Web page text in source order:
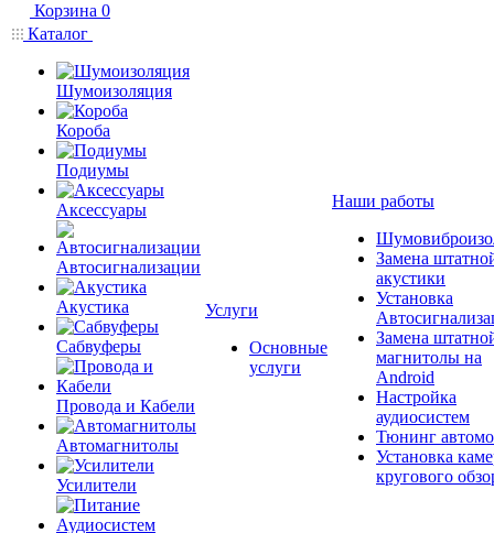
Корзина 0
Каталог
Шумоизоляция
Короба
Подиумы
Аксессуары
Автосигнализации
Акустика
Сабвуферы
Провода и Кабели
Автомагнитолы
Усилители
Услуги
Основные
услуги
Наши работы
Замена
акустики
Установка
Замена
магнитолы на
Android
Настройка
аудиосистем
Тюнинг
Установка
кругового